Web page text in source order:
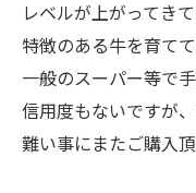
レベルが上がってきて
特徴のある牛を育て
一般のスーパー等で
信用度もないですが
難い事にまたご購入頂